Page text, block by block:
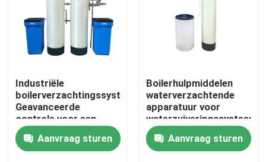
Industriële
boilerverzachtingssystemen
Geavanceerde
controle voor een
stabiele
watervoorziening
Aanvraag sturen
Boilerhulpmiddelen
waterverzachtende
apparatuur voor
waterzuiveringssysteem
Aanvraag sturen